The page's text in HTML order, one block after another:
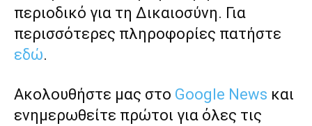
περιοδικό για τη Δικαιοσύνη. Για
περισσότερες πληροφορίες πατήστε
εδώ.
Ακολουθήστε μας στο Google News και
ενημερωθείτε πρώτοι για όλες τις